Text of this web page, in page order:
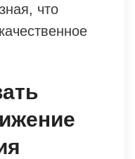
что